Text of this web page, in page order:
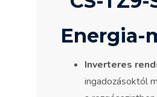
Energia-
Inverteres
ingadozásoktól